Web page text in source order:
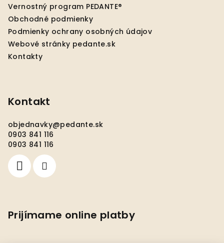
Vernostný program PEDANTE®
Obchodné podmienky
Podmienky ochrany osobných údajov
Webové stránky pedante.sk
Kontakty
Kontakt
objednavky@pedante.sk
0903 841 116
0903 841 116
Prijímame online platby